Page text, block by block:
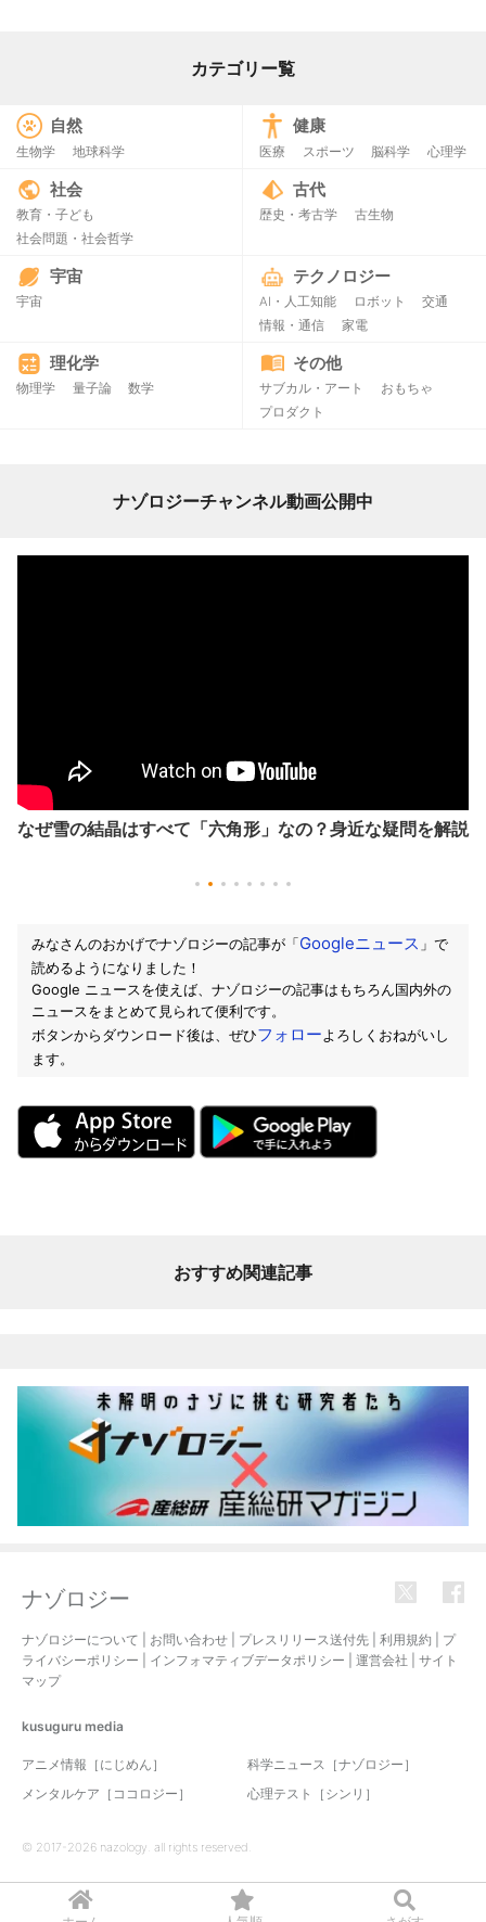
カテゴリー覧
自然
生物学 地球科学
健康
医療 スポーツ 脳科学 心理学
社会
教育・子ども
社会問題・社会哲学
古代
歴史・考古学 古生物
宇宙
宇宙
テクノロジー
AI・人工知能 ロボット
交通
情報・通信
家電
理化学
物理学 量子論 数学
その他
サブカル・アート
おもちゃ
プロダクト
ナゾロジーチャンネル動画公開中
なぜ雪の結晶はすべて「六角形」なの？身近な疑問を解説
みなさんのおかげでナゾロジーの記事が「Googleニュース 」で
読めるようになりました！
Google ニュースを使えば、ナゾロジーの記事はもちろん国内外の
ニュースをまとめて見られて便利です。
ボタンからダウンロード後は、ぜひフォローよろしくおねがいし
ます。
おすすめ関連記事
ナゾロジー
ナゾロジーについて お問い合わせ プレスリリース送付先 利用規約
プ
ライバシーポリシー
インフォマティブデータポリシー 運営会社
サイト
マップ
kusuguru media
アニメ情報［にじめん］
科学ニュース［ナゾロジー］
メンタルケア［ココロジー］
心理テスト［シンリ］
© 2017-2026 nazology. all rights reserved.